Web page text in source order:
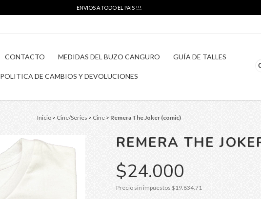
ENVIOS A TODO EL PAIS !!!
CONTACTO MEDIDAS DEL BUZO CANGURO GUÍA DE TALLES
POLITICA DE CAMBIOS Y DEVOLUCIONES
Inicio > Cine/Series > Cine > Remera The Joker (comic)
REMERA THE
$24.000
Precio sin impuestos $19.834,71